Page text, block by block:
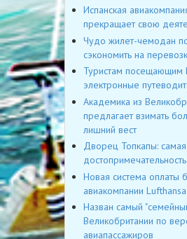
Испанская
прекращает свою
Чудо жилет-чемодан
сэкономить на
Туристам посещающим
электронные
Академика из
предлагает взимать
лишний вест
Дворец Топкапы:
Новая система оплаты
авиакомпании Lufthansa
Назван самый
Великобритании по
авиапассажиров